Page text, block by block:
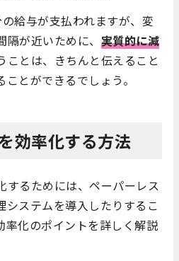
給与が支払われますが、変
が近いために、 実質的に減
ことは、きちんと伝えること
とができるでしょう。
効率化する方法
するためには、ペーパーレス
システムを導入したりするこ
率化のポイントを詳しく解説